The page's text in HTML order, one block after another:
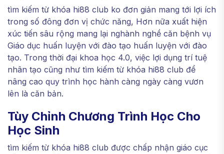
tìm kiếm từ khóa hi88 club ko đơn giản mang tới lợi ích
trong số đông đơn vị chức năng, Hơn nữa xuất hiện
xúc tiến sâu rộng mang lại nghành nghề căn bệnh vụ
Giáo dục huấn luyện với đào tạo huấn luyện với đào
tạo. Trong thời đại khoa học 4.0, việc lợi dụng trí tuệ
nhân tạo cũng như tìm kiếm từ khóa hi88 club để
nâng cao quy trình học hành càng ngày càng vươn
lên là căn bản.
Tùy Chỉnh Chương Trình Học Cho
Học Sinh
tìm kiếm từ khóa hi88 club được chấp nhận giáo cục